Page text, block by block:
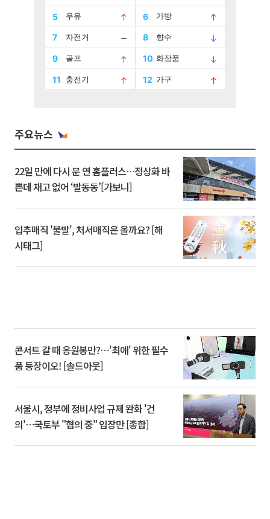
주요뉴스
22일 만에 다시 문 연 홈플러스…정상화 바
쁜데 재고 없어 ‘발동동’[가보니]
입추매직 '불발', 처서매직은 올까요? [해
시태그]
콘서트 갈 때 응원봉만?⋯'최애' 위한 필수
품 등장이오! [솔드아웃]
서울시, 정부에 정비사업 규제 완화 '건
의'⋯국토부 "협의 중" 입장만 [종합]